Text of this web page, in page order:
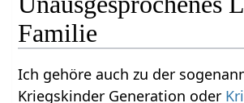
Familie
Ich gehöre auch zu der
Kriegskinder Generation oder